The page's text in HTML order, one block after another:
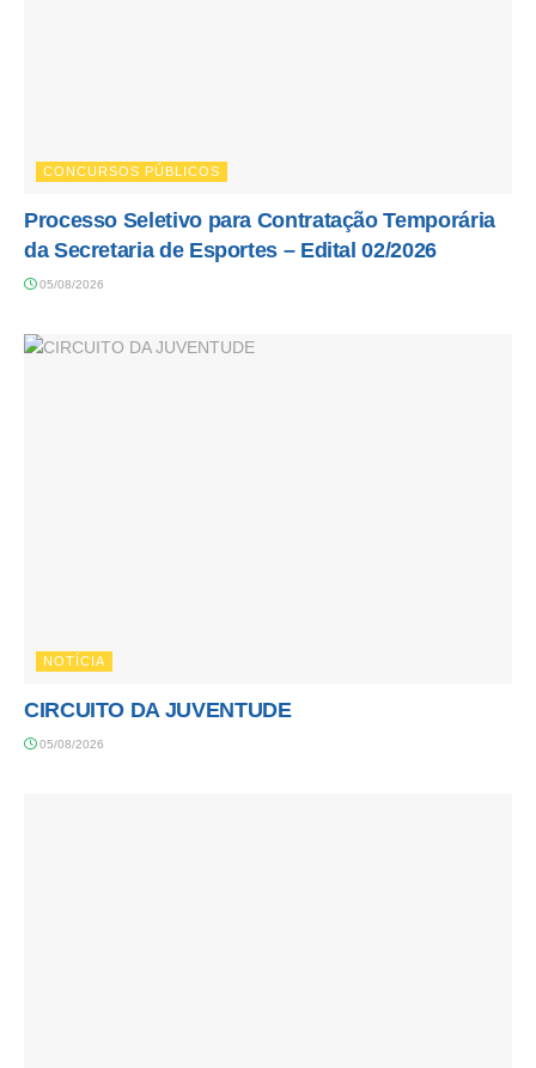
CONCURSOS PÚBLICOS
Processo Seletivo para Contratação Temporária
da Secretaria de Esportes – Edital 02/2026
05/08/2026
NOTÍCIA
CIRCUITO DA JUVENTUDE
05/08/2026